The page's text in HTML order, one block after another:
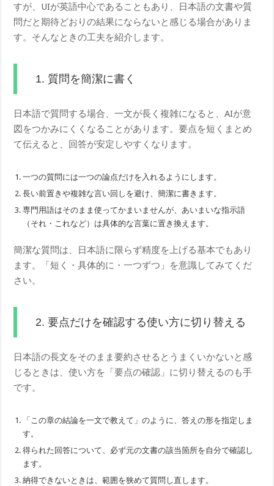
すが、UIが英語中心であることもあり、日本語の文書や質
問だと期待どおりの結果にならないと感じる場合がありま
す。そんなときの工夫を紹介します。
1. 質問を簡潔に書く
日本語で質問する場合、一文が長く複雑になると、AIが意
図をつかみにくくなることがあります。要点を短くまとめ
て伝えると、回答が安定しやすくなります。
一つの質問には一つの論点だけを入れるようにします。
長い前置きや複雑な言い回しを避け、簡潔に書きます。
専門用語はそのまま使ってかまいませんが、あいまいな指示語
（それ・これなど）は具体的な言葉に置き換えます。
簡潔な質問は、日本語に限らず精度を上げる基本でもあり
ます。「短く・具体的に・一つずつ」を意識してみてくだ
さい。
2. 要点だけを確認する使い方に切り替える
日本語の長文をそのまま要約させるとうまくいかないと感
じるときは、使い方を「要点の確認」に切り替えるのも手
です。
「この章の結論を一文で教えて」のように、答えの形を指定しま
す。
得られた回答について、必ず元の文書の該当箇所を自分で確認し
ます。
納得できないときは、範囲を狭めて質問し直します。